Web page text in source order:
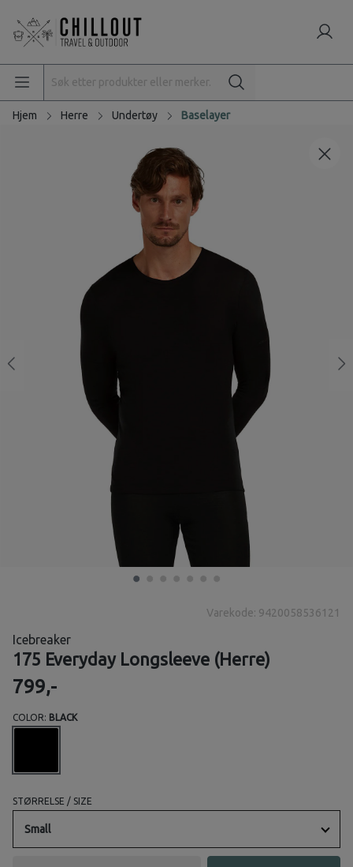
Hjem Herre Undertøy Baselayer
Varekode: 9420058536121
Icebreaker
175 Everyday Longsleeve (Herre)
799,-
COLOR: BLACK
STØRRELSE / SIZE
Small